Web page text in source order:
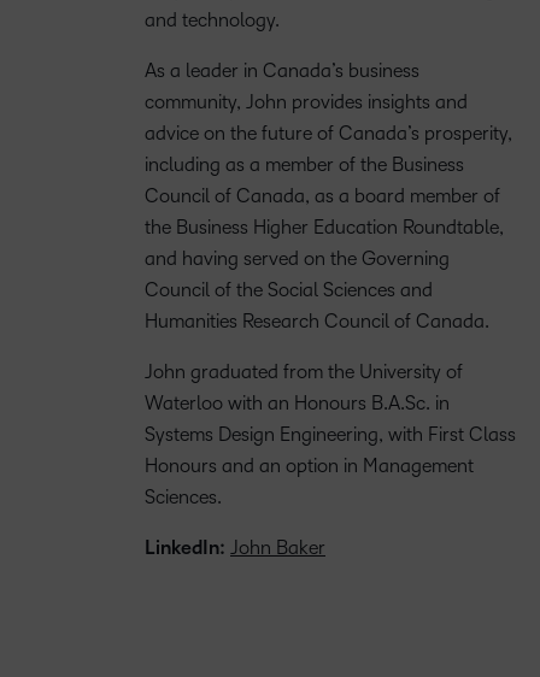
and technology.
As a leader in Canada’s business
community, John provides insights and
advice on the future of Canada’s prosperity,
including as a member of the Business
Council of Canada, as a board member of
the Business Higher Education Roundtable,
and having served on the Governing
Council of the Social Sciences and
Humanities Research Council of Canada.
John graduated from the University of
Waterloo with an Honours B.A.Sc. in
Systems Design Engineering, with First Class
Honours and an option in Management
Sciences.
LinkedIn: John Baker